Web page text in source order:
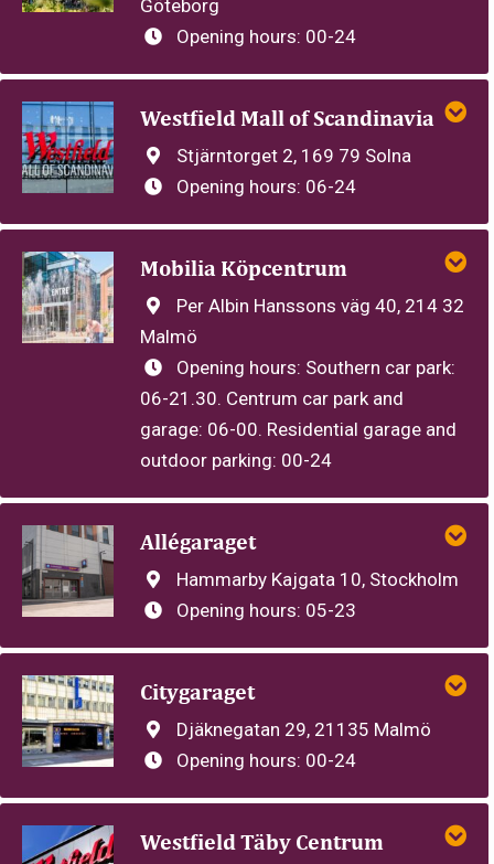
Göteborg
Opening hours: 00-24
Westfield Mall of Scandinavia
Stjärntorget 2, 169 79 Solna
Opening hours: 06-24
Mobilia Köpcentrum
Per Albin Hanssons väg 40, 214 32
Malmö
Opening hours: Southern car park:
06-21.30. Centrum car park and
garage: 06-00. Residential garage and
outdoor parking: 00-24
Allégaraget
Hammarby Kajgata 10, Stockholm
Opening hours: 05-23
Citygaraget
Djäknegatan 29, 21135 Malmö
Opening hours: 00-24
Westfield Täby Centrum